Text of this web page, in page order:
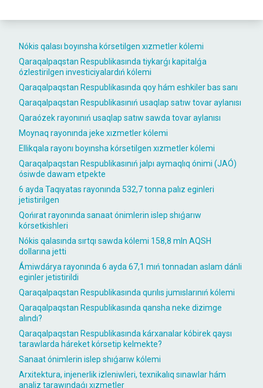
Nókis qalası boyınsha kórsetilgen xızmetler kólemi
Qaraqalpaqstan Respublikasında tiykarǵı kapitalǵa
ózlestirilgen investiciyalardıń kólemi
Qaraqalpaqstan Respublikasında qoy hám eshkiler bas sanı
Qaraqalpaqstan Respublikasınıń usaqlap satıw tovar aylanısı
Qaraózek rayonınıń usaqlap satıw sawda tovar aylanısı
Moynaq rayonında jeke xızmetler kólemi
Ellikqala rayonı boyınsha kórsetilgen xızmetler kólemi
Qaraqalpaqstan Respublikasınıń jalpı aymaqlıq ónimi (JAÓ)
ósiwde dawam etpekte
6 ayda Taqıyatas rayonında 532,7 tonna palız eginleri
jetistirilgen
Qońırat rayonında sanaat ónimlerin islep shıǵarıw
kórsetkishleri
Nókis qalasında sırtqı sawda kólemi 158,8 mln AQSH
dollarına jetti
Ámiwdárya rayonında 6 ayda 67,1 mıń tonnadan aslam dánli
eginler jetistirildi
Qaraqalpaqstan Respublikasında qurılıs jumıslarınıń kólemi
Qaraqalpaqstan Respublikasında qansha neke dizimge
alındı?
Qaraqalpaqstan Respublikasında kárxanalar kóbirek qaysı
tarawlarda háreket kórsetip kelmekte?
Sanaat ónimlerin islep shıǵarıw kólemi
Arxitektura, injenerlik izleniwleri, texnikalıq sınawlar hám
analiz tarawındaǵı xızmetler